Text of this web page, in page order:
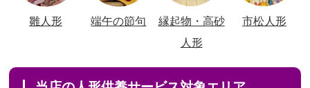
雛人形 端午の節句
縁起物・高砂
人形
市松人形